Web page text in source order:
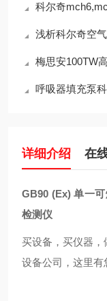
科尔奇
浅析科尔奇空
梅思安100TW
呼吸器填充泵
详细介绍 在
GB90 (Ex) 单一
检测仪
买设备，买仪器
设备公司，这里